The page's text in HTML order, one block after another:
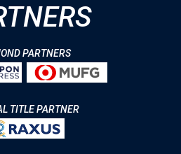
PARTNERS
TITLE PARTNER